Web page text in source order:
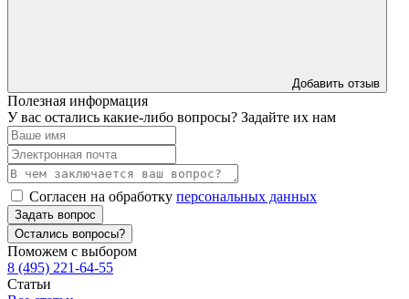
Добавить отзыв
Полезная информация
У вас остались какие-либо вопросы? Задайте их нам
Согласен на обработку персональных данных
Задать вопрос
Остались вопросы?
Поможем с выбором
8 (495) 221-64-55
Статьи